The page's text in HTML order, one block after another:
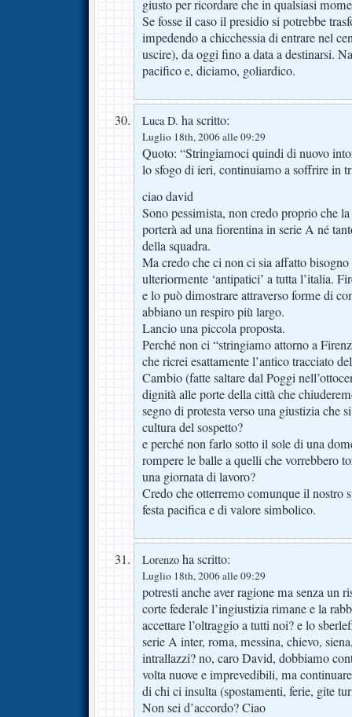
giusto per ricordare che in qualsiasi
Se fosse il caso il presidio si potrebbe
impedendo a chicchessia di entrare nel
uscire), da oggi fino a data a destinarsi.
pacifico e, diciamo, goliardico.
Luca D. ha scritto:
Luglio 18th, 2006 alle 09:29
Quoto: “Stringiamoci quindi di nuovo
lo sfogo di ieri, continuiamo a soffrire in
ciao david
Sono pessimista, non credo proprio che
porterà ad una fiorentina in serie A né
della squadra.
Ma credo che ci non ci sia affatto
ulteriormente ‘antipatici’ a tutta l’italia.
e lo può dimostrare attraverso forme di
abbiano un respiro più largo.
Lancio una piccola proposta.
Perché non ci “stringiamo attorno a
che ricrei esattamente l’antico tracciato
Cambio (fatte saltare dal Poggi
dignità alle porte della città che
segno di protesta verso una giustizia che
cultura del sospetto?
e perché non farlo sotto il sole di una
rompere le balle a quelli che vorrebbero
una giornata di lavoro?
Credo che otterremo comunque il nostro
festa pacifica e di valore simbolico.
Lorenzo ha scritto:
Luglio 18th, 2006 alle 09:29
potresti anche aver ragione ma senza un
corte federale l’ingiustizia rimane e la
accettare l’oltraggio a tutti noi? e lo
serie A inter, roma, messina, chievo,
intrallazzi? no, caro David, dobbiamo
volta nuove e imprevedibili, ma
di chi ci insulta (spostamenti, ferie, gite
Non sei d’accordo? Ciao